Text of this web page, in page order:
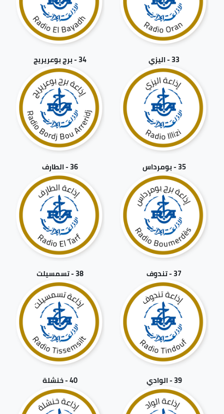
33 - اليزي 34 - برج بوعريريج
35 - بومرداس 36 - الطارف
37 - تندوف 38 - تسمسيلت
39 - الوادي 40 - خنشلة